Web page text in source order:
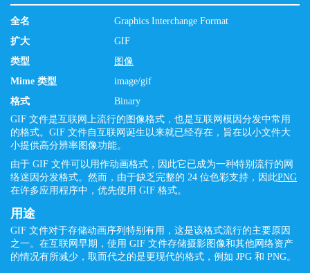
全名
Graphics Interchange Format
扩大
GIF
类型
图像
Mime 类型
image/gif
格式
Binary
GIF 文件是互联网上流行的图像格式，也是互联网模因分发中常用
的格式。GIF 文件自互联网诞生以来就已经存在，旨在以小文件大
小提供高分辨率图像功能。
由于 GIF 文件可以用作动画格式，因此它已成为一种特别流行的网
络迷因分发格式。然而，由于缺乏完整的 24 位色彩支持，因此PNG
在许多应用程序中，优先使用 GIF 格式。
用途
GIF 文件对于存储动画序列特别有用，这是该格式流行的主要原因
之一。在互联网早期，使用 GIF 文件存储摄影图像和其他网络资产
的情况有所减少，取而代之的是更现代的格式，例如 JPG 和 PNG。